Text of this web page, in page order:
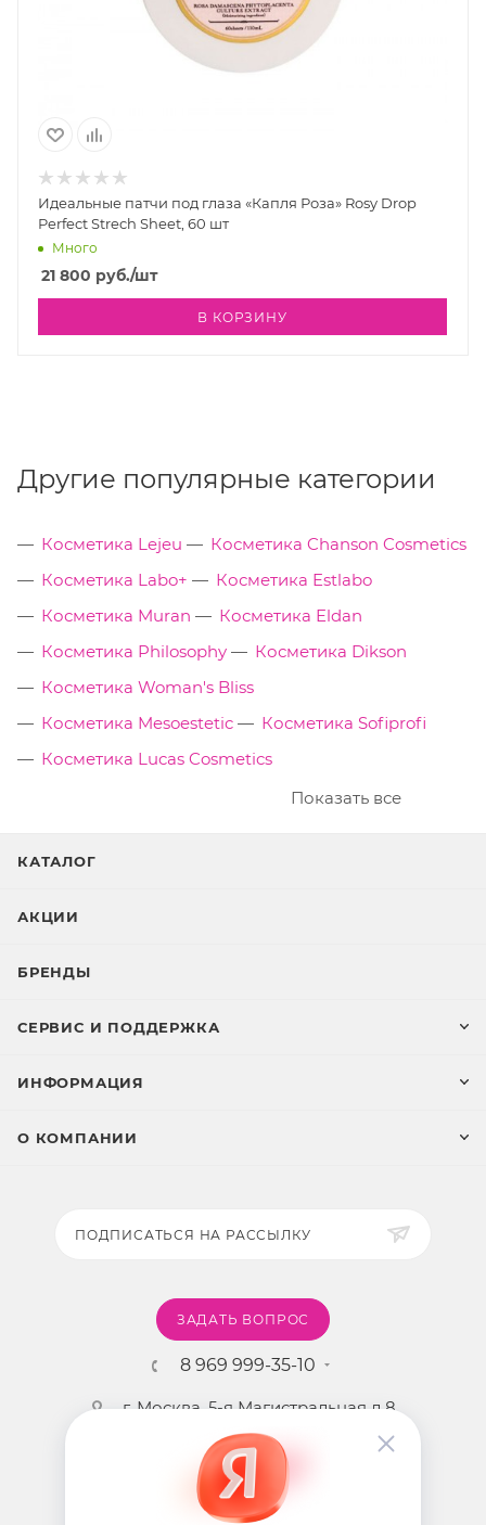
Идеальные патчи под глаза «Капля Роза» Rosy Drop
Perfect Strech Sheet, 60 шт
Много
21 800 руб./шт
В КОРЗИНУ
Другие популярные категории
Косметика Lejeu
Косметика Chanson Cosmetics
Косметика Labo+
Косметика Estlabo
Косметика Muran
Косметика Eldan
Косметика Philosophy
Косметика Dikson
Косметика Woman's Bliss
Косметика Mesoestetic
Косметика Sofiprofi
Косметика Lucas Cosmetics
Показать все
КАТАЛОГ
АКЦИИ
БРЕНДЫ
СЕРВИС И ПОДДЕРЖКА
ИНФОРМАЦИЯ
О КОМПАНИИ
ПОДПИСАТЬСЯ НА РАССЫЛКУ
ЗАДАТЬ ВОПРОС
8 969 999-35-10
г. Москва, 5-я Магистральная д.8